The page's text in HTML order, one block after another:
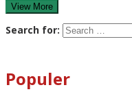
View More
Search for:
Populer